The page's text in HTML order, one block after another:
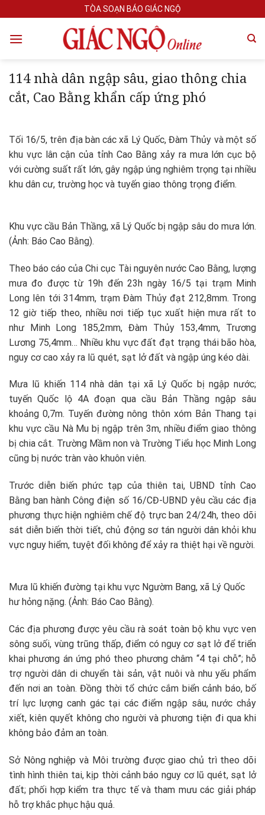
to
content
TÒA SOẠN BÁO GIÁC NGỘ
114 nhà dân ngập sâu, giao thông chia
cắt, Cao Bằng khẩn cấp ứng phó
Tối 16/5, trên địa bàn các xã Lý Quốc, Đàm Thủy và một số
khu vực lân cận của tỉnh Cao Bằng xảy ra mưa lớn cục bộ
với cường suất rất lớn, gây ngập úng nghiêm trọng tại nhiều
khu dân cư, trường học và tuyến giao thông trọng điểm.
Khu vực cầu Bản Thầng, xã Lý Quốc bị ngập sâu do mưa lớn.
(Ảnh: Báo Cao Bằng).
Theo báo cáo của Chi cục Tài nguyên nước Cao Bằng, lượng
mưa đo được từ 19h đến 23h ngày 16/5 tại trạm Minh
Long lên tới 314mm, trạm Đàm Thủy đạt 212,8mm. Trong
12 giờ tiếp theo, nhiều nơi tiếp tục xuất hiện mưa rất to
như Minh Long 185,2mm, Đàm Thủy 153,4mm, Trương
Lương 75,4mm… Nhiều khu vực đất đạt trạng thái bão hòa,
nguy cơ cao xảy ra lũ quét, sạt lở đất và ngập úng kéo dài.
Mưa lũ khiến 114 nhà dân tại xã Lý Quốc bị ngập nước;
tuyến Quốc lộ 4A đoạn qua cầu Bản Thầng ngập sâu
khoảng 0,7m. Tuyến đường nông thôn xóm Bản Thang tại
khu vực cầu Nà Mu bị ngập trên 3m, nhiều điểm giao thông
bị chia cắt. Trường Mầm non và Trường Tiểu học Minh Long
cũng bị nước tràn vào khuôn viên.
Trước diễn biến phức tạp của thiên tai, UBND tỉnh Cao
Bằng ban hành Công điện số 16/CĐ-UBND yêu cầu các địa
phương thực hiện nghiêm chế độ trực ban 24/24h, theo dõi
sát diễn biến thời tiết, chủ động sơ tán người dân khỏi khu
vực nguy hiểm, tuyệt đối không để xảy ra thiệt hại về người.
Mưa lũ khiến đường tại khu vực Ngườm Bang, xã Lý Quốc
hư hỏng nặng. (Ảnh: Báo Cao Bằng).
Các địa phương được yêu cầu rà soát toàn bộ khu vực ven
sông suối, vùng trũng thấp, điểm có nguy cơ sạt lở để triển
khai phương án ứng phó theo phương châm “4 tại chỗ”; hỗ
trợ người dân di chuyển tài sản, vật nuôi và nhu yếu phẩm
đến nơi an toàn. Đồng thời tổ chức cắm biển cảnh báo, bố
trí lực lượng canh gác tại các điểm ngập sâu, nước chảy
xiết, kiên quyết không cho người và phương tiện đi qua khi
không bảo đảm an toàn.
Sở Nông nghiệp và Môi trường được giao chủ trì theo dõi
tình hình thiên tai, kịp thời cảnh báo nguy cơ lũ quét, sạt lở
đất; phối hợp kiểm tra thực tế và tham mưu các giải pháp
hỗ trợ khắc phục hậu quả.